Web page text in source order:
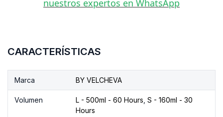
nuestros expertos en WhatsApp
CARACTERÍSTICAS
Marca BY VELCHEVA
Volumen L - 500ml - 60 Hours S - 160ml - 30
Hours